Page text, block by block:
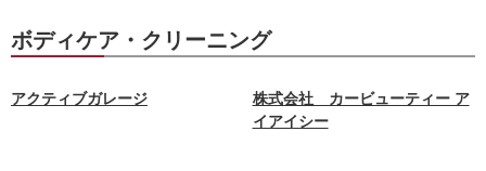
ボディケア・クリーニング
アクティブガレージ
株式会社 カービューティー ア
イアイシー